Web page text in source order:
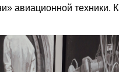
авиационной